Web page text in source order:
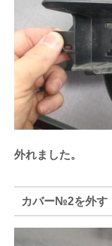
外れました。
カバー№2を外す